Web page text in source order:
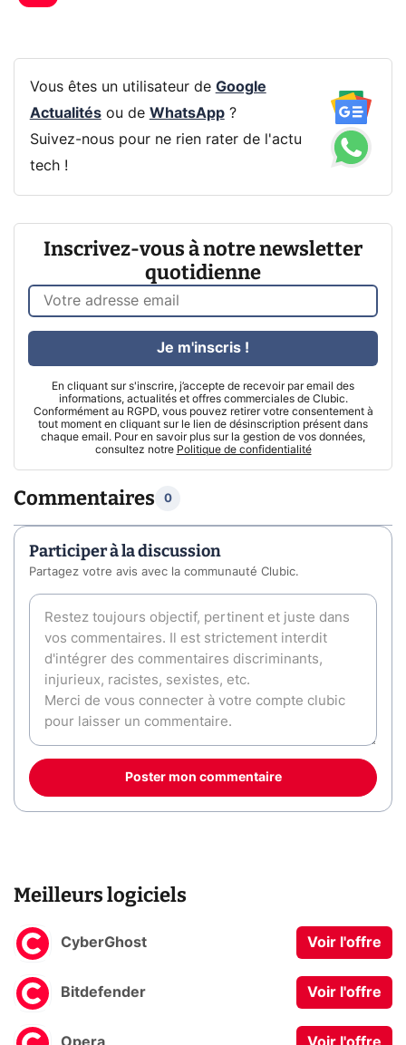
Vous êtes un utilisateur de Google
Actualitésou de WhatsApp?
Suivez-nous pour ne rien rater de l'actu
tech !
Inscrivez-vous à notre newsletter
quotidienne
En cliquant sur s'inscrire, j’accepte de recevoir par email des
informations, actualités et offres commerciales de Clubic.
Conformément au RGPD, vous pouvez retirer votre consentement à
tout moment en cliquant sur le lien de désinscription présent dans
chaque email. Pour en savoir plus sur la gestion de vos données,
consultez notre Politique de confidentialité
Je m'inscris !
Commentaires 0
Participer à la discussion
Partagez votre avis avec la communauté Clubic.
Poster mon commentaire
Meilleurs logiciels
CyberGhost Voir l'offre
Bitdefender Voir l'offre